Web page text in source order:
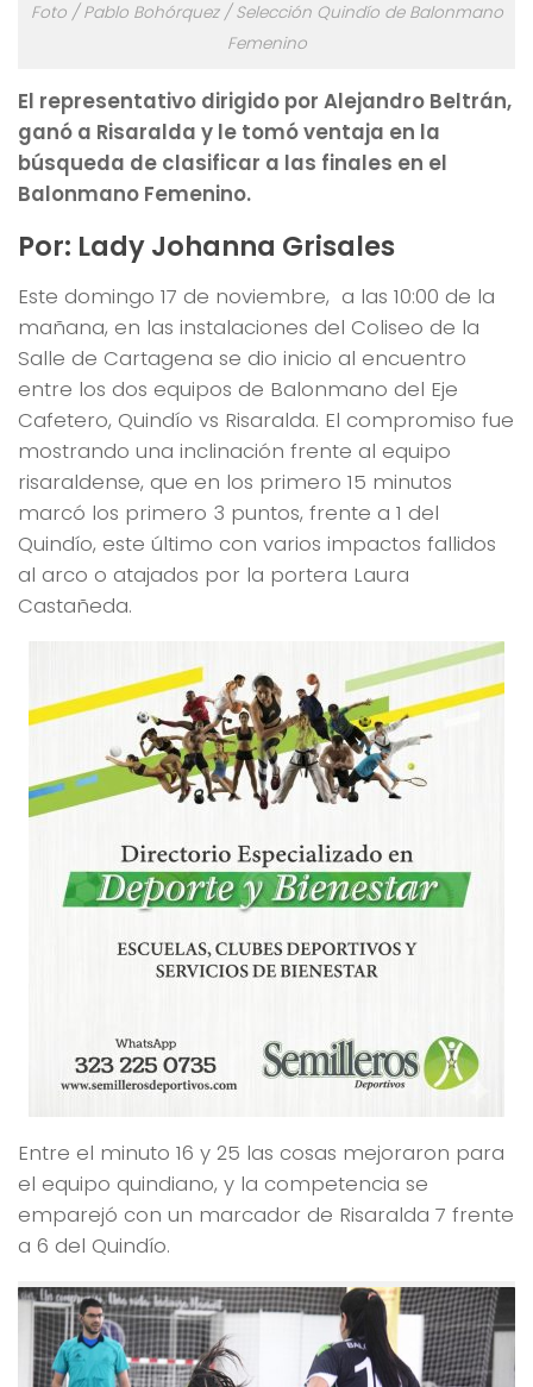
Foto / Pablo Bohórquez / Selección Quindío de Balonmano
Femenino
El representativo dirigido por Alejandro Beltrán,
ganó a Risaralda y le tomó ventaja en la
búsqueda de clasificar a las finales en el
Balonmano Femenino.
Por: Lady Johanna Grisales
Este domingo 17 de noviembre, a las 10:00 de la
mañana, en las instalaciones del Coliseo de la
Salle de Cartagena se dio inicio al encuentro
entre los dos equipos de Balonmano del Eje
Cafetero, Quindío vs Risaralda. El compromiso fue
mostrando una inclinación frente al equipo
risaraldense, que en los primero 15 minutos
marcó los primero 3 puntos, frente a 1 del
Quindío, este último con varios impactos fallidos
al arco o atajados por la portera Laura
Castañeda.
Entre el minuto 16 y 25 las cosas mejoraron para
el equipo quindiano, y la competencia se
emparejó con un marcador de Risaralda 7 frente
a 6 del Quindío.